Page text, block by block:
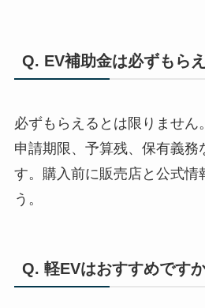
Q. EV補助金は必ずもら
必ずもらえるとは限りません
申請期限、予算残、保有義務
す。購入前に販売店と公式情
う。
Q. 軽EVはおすすめです